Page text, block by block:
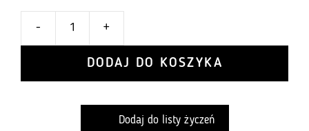
-
długie
699
Ultra
+
DODAJ DO KOSZYKA
Dodaj do listy życzeń